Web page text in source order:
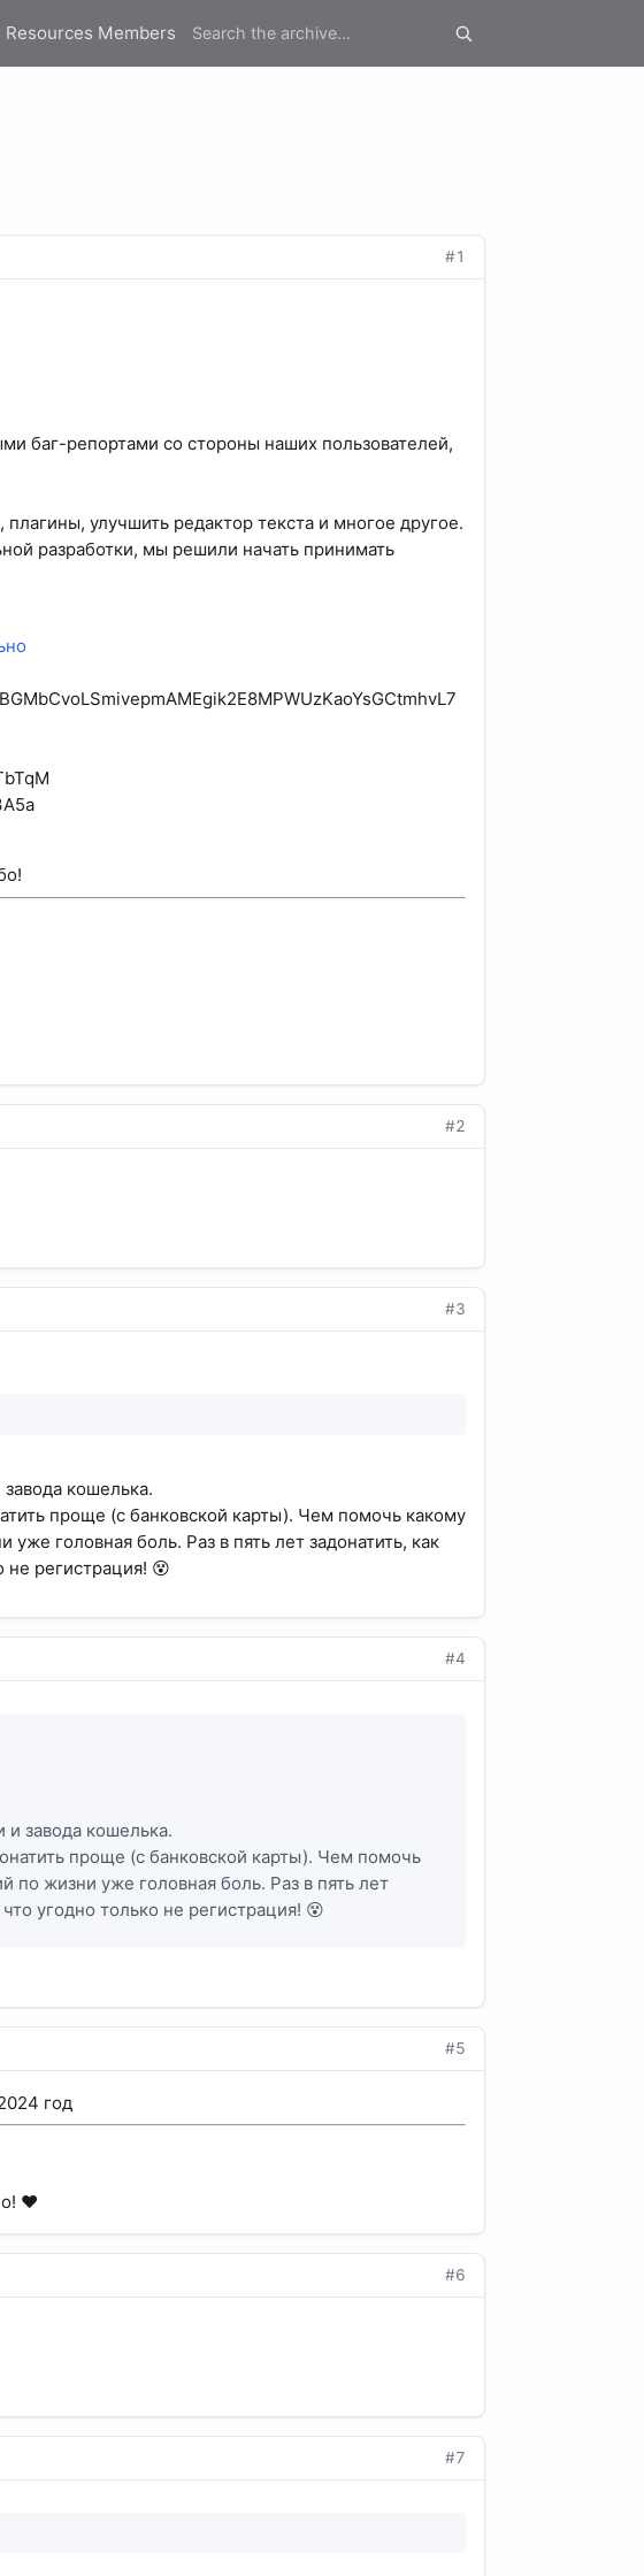
Resources Members
#1
баг-репортами со стороны наших пользователей,
улучшить редактор текста и многое другое.
разработки, мы решили начать принимать
#2
#3
кошелька.
проще (с банковской карты). Чем помочь какому
головная боль. Раз в пять лет задонатить, как
не регистрация! 😵
#4
и завода кошелька.
проще (с банковской карты). Чем помочь
по жизни уже головная боль. Раз в пять лет
угодно только не регистрация! 😵
#5
год​
❤️
#6
#7